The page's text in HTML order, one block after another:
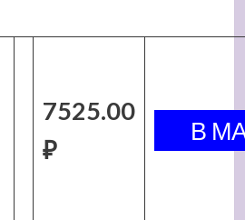
7525.00
₽